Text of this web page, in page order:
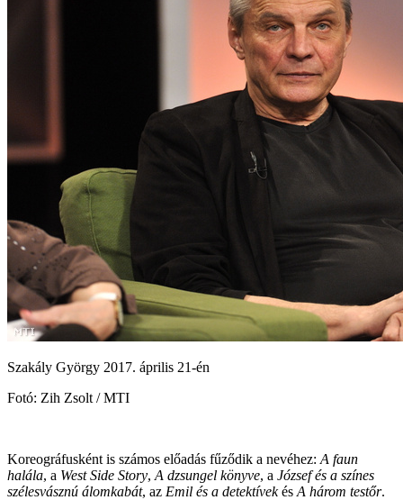
Szakály György 2017. április 21-én
Fotó: Zih Zsolt / MTI
Koreográfusként is számos előadás fűződik a nevéhez: A faun
halála, a West Side Story, A dzsungel könyve, a József és a színes
szélesvásznú álomkabát, az Emil és a detektívekés A három testőr.